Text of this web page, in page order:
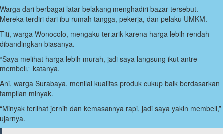
Warga dari berbagai latar belakang menghadiri bazar tersebut.
Mereka terdiri dari ibu rumah tangga, pekerja, dan pelaku UMKM.
Titi, warga Wonocolo, mengaku tertarik karena harga lebih rendah
dibandingkan biasanya.
“Saya melihat harga lebih murah, jadi saya langsung ikut antre
membeli,” katanya.
Ani, warga Surabaya, menilai kualitas produk cukup baik berdasarkan
tampilan minyak.
“Minyak terlihat jernih dan kemasannya rapi, jadi saya yakin membeli,”
ujarnya.